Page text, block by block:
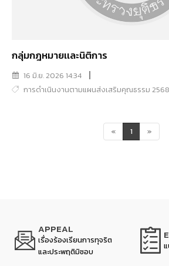
กลุ่มกฎหมายเเละนิติการ
16 มิ.ย. 2026 14:34
การดำเนินงานตามแผนส่งเสริมคุณธรรม 2568
« 1 »
APPEAL
เรื่องร้องเรียนการทุจริต
และประพฤติมิชอบ